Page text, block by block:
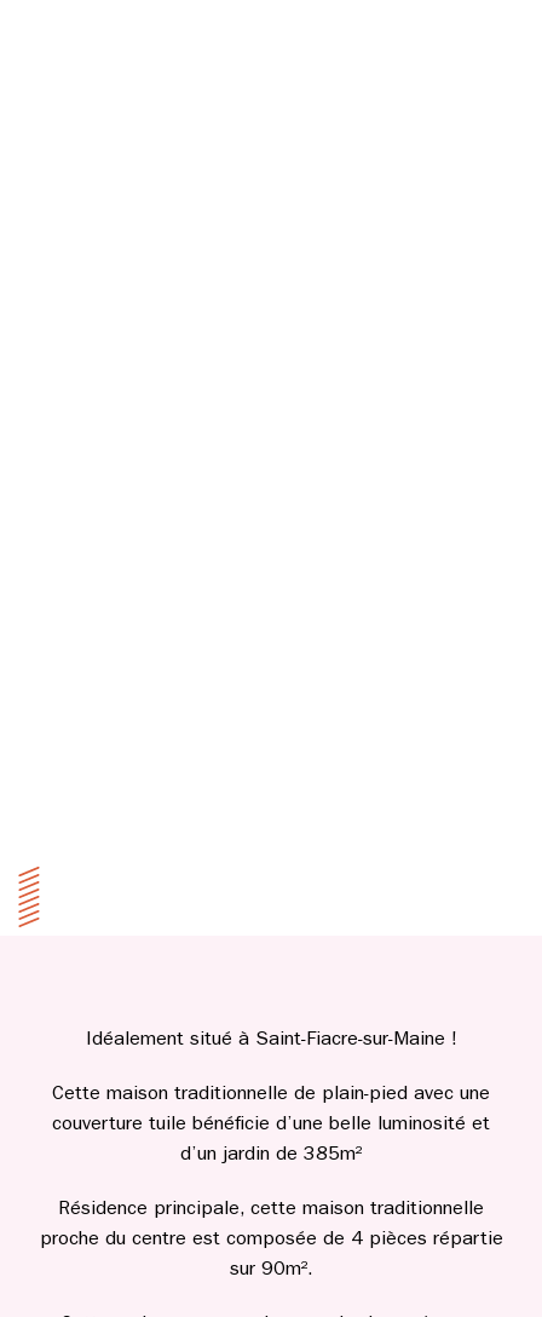
Idéalement situé à Saint-Fiacre-sur-Maine !
Cette maison traditionnelle de plain-pied avec une
couverture tuile bénéficie d’une belle luminosité et
d’un jardin de 385m²
Résidence principale, cette maison traditionnelle
proche du centre est composée de 4 pièces répartie
sur 90m².